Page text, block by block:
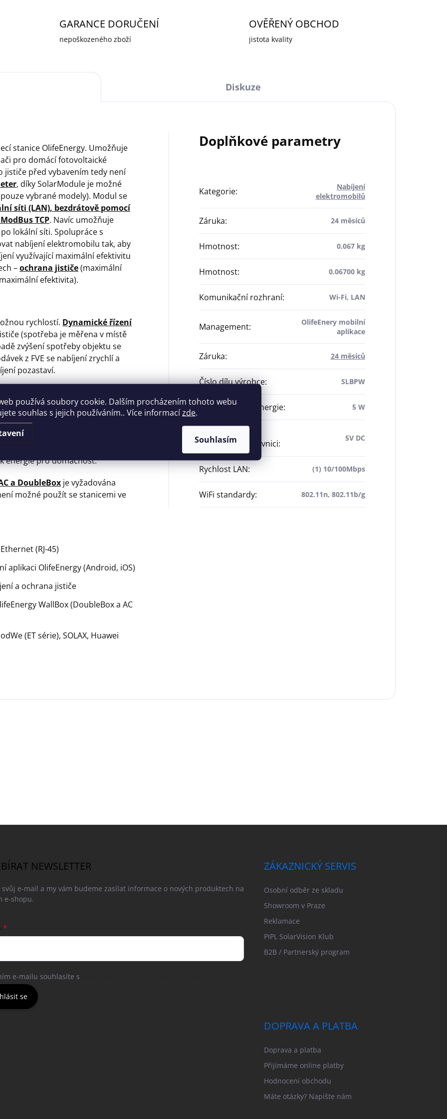
používá soubory cookie. Dalším procházením tohoto webu
souhlas s jejich používáním.. Více informacízde.
Souhlasím
GARANCE DORUČENÍ
nepoškozeného zboží
OVĚŘENÝ OBCHOD
jistota kvality
Diskuze
stanice OlifeEnergy. Umožňuje
pro domácí fotovoltaické
jističe před vybavením tedy není
, díky SolarModule je možné
vybrané modely). Modul se
síti (LAN), bezdrátově pomocí
TCP. Navíc umožňuje
lokální síti. Spolupráce s
nabíjení elektromobilu tak, aby
využívající maximální efektivitu
–ochrana jističe(maximální
efektivita).
rychlostí. Dynamické řízení
(spotřeba je měřena v místě
zvýšení spotřeby objektu se
z FVE se nabíjení zrychlí a
pozastaví.
bateriového úložiště (SoC),
je pouze
provozu a nejvyšší možné
při které se nabíjení
energie pro domácnost.
a DoubleBox je vyžadována
možné použít se stanicemi ve
(RJ-45)
aplikaci OlifeEnergy (Android, iOS)
a ochrana jističe
WallBox (DoubleBox a AC
(ET série), SOLAX, Huawei
Doplňkové parametry
Kategorie:
Nabíjení
elektromobilů
Záruka: 24 měsíců
Hmotnost: 0.067 kg
Hmotnost: 0.06700 kg
Komunikační rozhraní: Wi-Fi, LAN
Management:
OlifeEnery mobilní
aplikace
Záruka: 24 měsíců
Číslo dílu výrobce: SLBPW
Max. spotřeba energie: 5 W
konektor/svorkovnici:
5V DC
Rychlost LAN: (1) 10/100Mbps
WiFi standardy: 802.11n, 802.11b/g
NEWSLETTER
svůj e-mail a my vám budeme zasílat informace o nových produktech na
e-shopu.
e-mailu souhlasíte s
se
ZÁKAZNICKÝ SERVIS
Osobní odběr ze skladu
Showroom v Praze
Reklamace
PIPL SolarVision Klub
B2B / Partnerský program
DOPRAVA A PLATBA
Doprava a platba
Přijímáme online platby
Hodnocení obchodu
Máte otázky? Napište nám